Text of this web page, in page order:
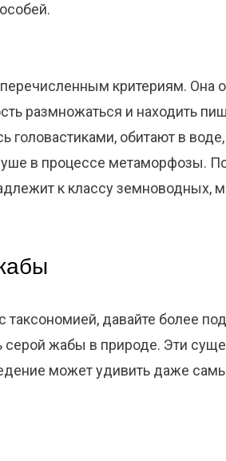
критериям. Она
размножаться и находить
обитают в воде,
в процессе метаморфозы.
к классу земноводных,
таксономией, давайте более
жабы в природе. Эти
может удивить даже